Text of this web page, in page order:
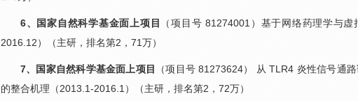
6、国家自然科学基金面上项目
（项目号 81274001）基于网络药理学与
2016.12）（主研，排名第2，71万）
7、国家自然科学基金面上项目
（项目号 81273624） 从 TLR4 炎性信号通
的整合机理（2013.1-2016.1）（主研，排名第2，72万）